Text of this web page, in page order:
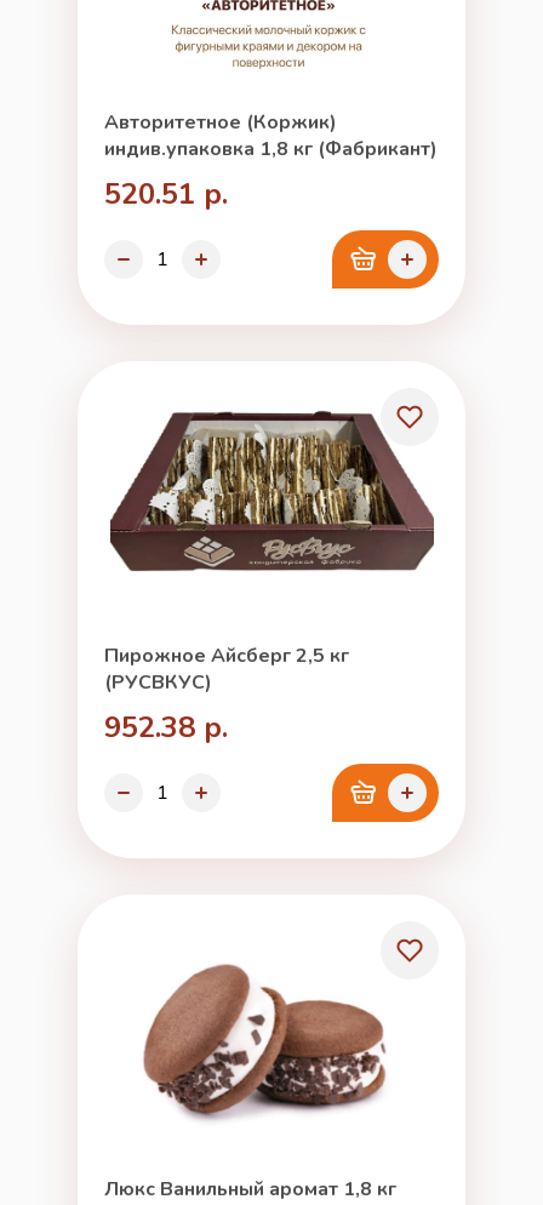
Авторитетное (Коржик)
индив.упаковка 1,8 кг (Фабрикант)
520.51 р.
Пирожное Айсберг 2,5 кг
(РУСВКУС)
952.38 р.
Люкс Ванильный аромат 1,8 кг